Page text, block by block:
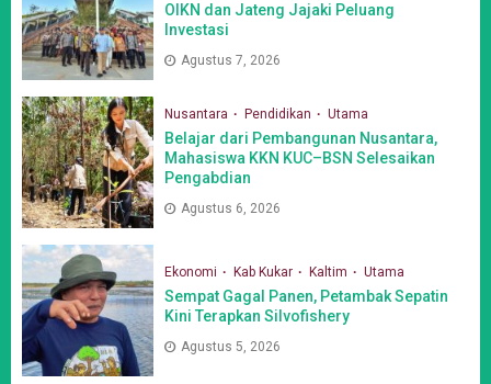
OIKN dan Jateng Jajaki Peluang
Investasi
Agustus 7, 2026
Nusantara Pendidikan Utama
Belajar dari Pembangunan Nusantara,
Mahasiswa KKN KUC–BSN Selesaikan
Pengabdian
Agustus 6, 2026
Ekonomi Kab Kukar Kaltim Utama
Sempat Gagal Panen, Petambak Sepatin
Kini Terapkan Silvofishery
Agustus 5, 2026